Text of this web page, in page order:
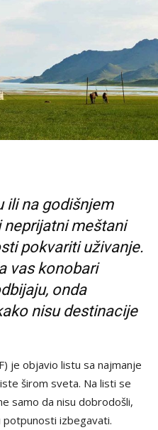
ili na godišnjem
meštani
pokvariti uživanje.
vas konobari
onda
nisu destinacije
je objavio listu sa najmanje
širom sveta. Na listi se
samo da nisu dobrodošli,
potpunosti izbegavati.